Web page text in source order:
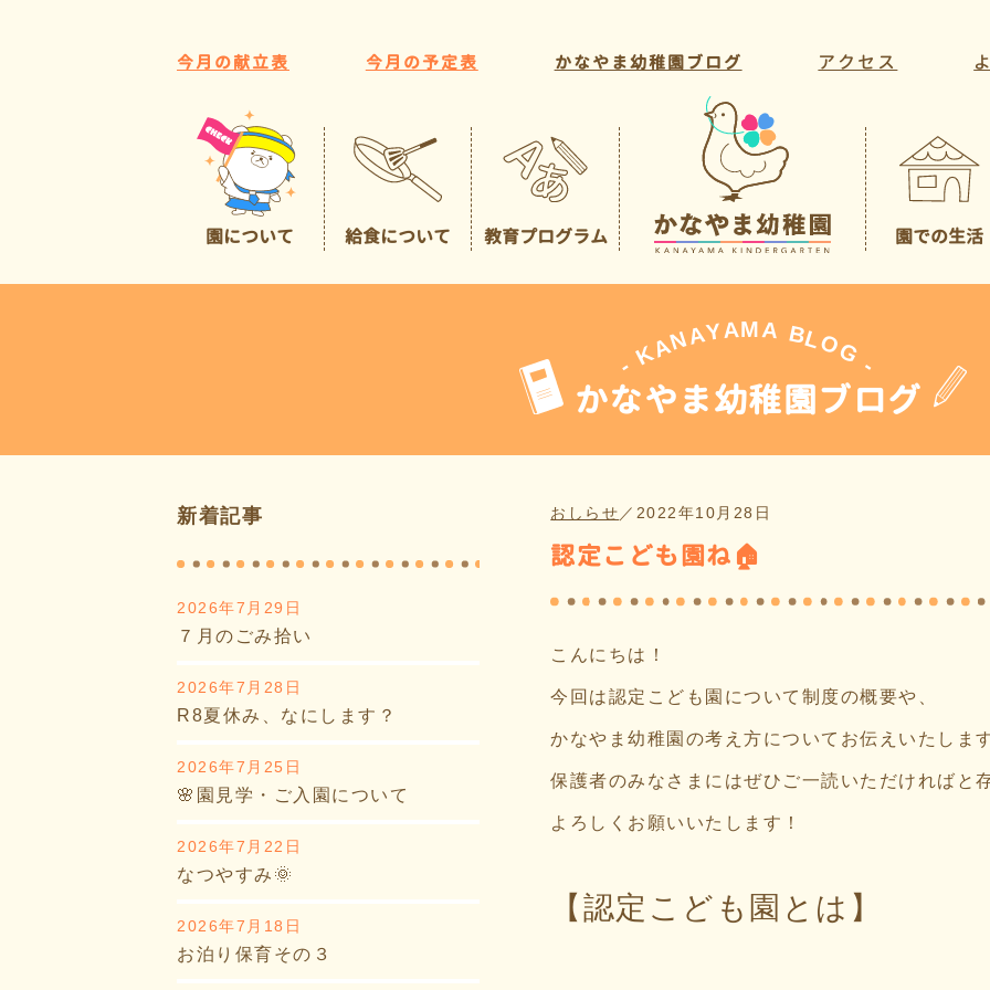
今月の献立表 今月の予定表 かなやま幼稚園ブログ アクセス
園について
給食について
給食について 教育プログラム
教育活動
園での生活
一日の様子
- KANAYAMA BLOG -
かなやま幼稚園ブログ
新着記事
2026年7月29日
７月のごみ拾い
2026年7月28日
R8夏休み、なにします？
2026年7月25日
🌸園見学・ご入園について
2026年7月22日
なつやすみ🌞
2026年7月18日
お泊り保育その３
おしらせ ／ 2022年10月28日
認定こども園ね🏠
こんにちは！
今回は認定こども園について制度の概要や、
かなやま幼稚園の考え方についてお伝えいたしま
保護者のみなさまにはぜひご一読いただければと
よろしくお願いいたします！
【認定こども園とは】